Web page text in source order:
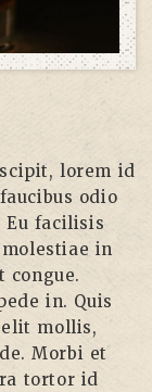
lorem id
odio
facilisis
in
congue.
in. Quis
elit mollis,
Morbi et
tortor id